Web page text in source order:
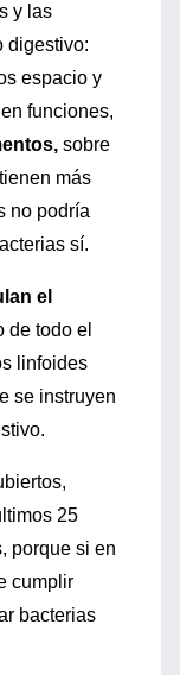
y las
digestivo:
espacio y
funciones,
sobre
más
no podría
sí.
el
de todo el
linfoides
se instruyen
25
porque si en
cumplir
bacterias